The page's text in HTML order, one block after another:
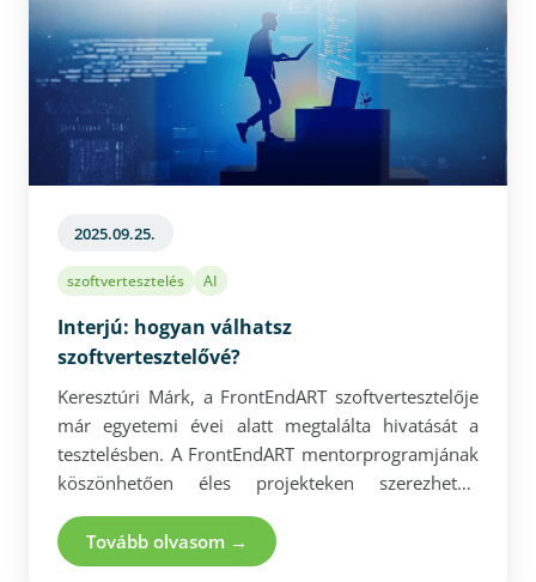
használható erőforrássá, magas válaszadási
pontosság, integrálhatóság és skálázható
architektúra mellett.
2025.09.25.
szoftvertesztelés AI
Interjú: hogyan válhatsz
szoftvertesztelővé?
Keresztúri Márk, a FrontEndART szoftvertesztelője
már egyetemi évei alatt megtalálta hivatását a
tesztelésben. A FrontEndART mentorprogramjának
köszönhetően éles projekteken szerezhetett
tapasztalatot, ami megalapozta szakmai fejlődését.
Ma már magabiztosan dolgozik manuális és
automatizált tesztelési feladatokon, miközben
Tovább olvasom →